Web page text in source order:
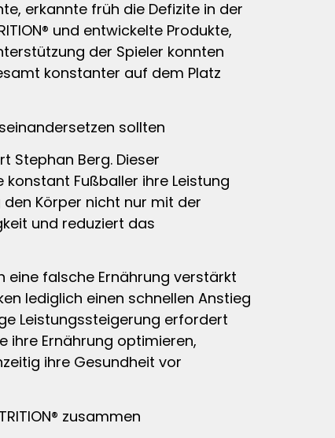
erkannte früh die Defizite in der
und entwickelte Produkte,
der Spieler konnten
konstanter auf dem Platz
sollten
Stephan Berg. Dieser
Fußballer ihre Leistung
Körper nicht nur mit der
und reduziert das
eine falsche Ernährung verstärkt
lediglich einen schnellen Anstieg
Leistungssteigerung erfordert
ihre Ernährung optimieren,
ihre Gesundheit vor
zusammen